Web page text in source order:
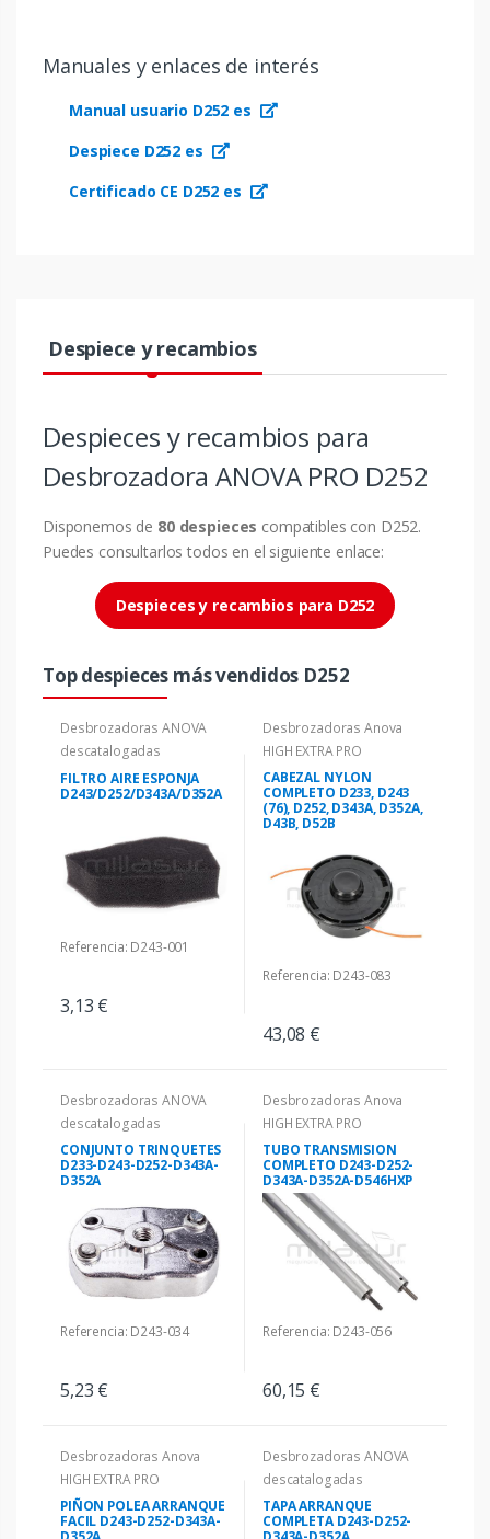
Manuales y enlaces de interés
Manual usuario D252 es
Despiece D252 es
Certificado CE D252 es
Despiece y recambios
Despieces y recambios para
Desbrozadora ANOVA PRO D252
Disponemos de 80 despieces compatibles con D252.
Puedes consultarlos todos en el siguiente enlace:
Despieces y recambios para D252
Top despieces más vendidos D252
Desbrozadoras ANOVA
descatalogadas
FILTRO AIRE ESPONJA
D243/D252/D343A/D352A
Referencia: D243-001
3,13 €
Desbrozadoras Anova
HIGH EXTRA PRO
CABEZAL NYLON
COMPLETO D233, D243
(76), D252, D343A, D352A,
D43B, D52B
Referencia: D243-083
43,08 €
Desbrozadoras ANOVA
descatalogadas
CONJUNTO TRINQUETES
D233-D243-D252-D343A-
D352A
Referencia: D243-034
5,23 €
Desbrozadoras Anova
HIGH EXTRA PRO
TUBO TRANSMISION
COMPLETO D243-D252-
D343A-D352A-D546HXP
Referencia: D243-056
60,15 €
Desbrozadoras Anova
HIGH EXTRA PRO
PIÑON POLEA ARRANQUE
FACIL D243-D252-D343A-
Desbrozadoras ANOVA
descatalogadas
TAPA ARRANQUE
COMPLETA D243-D252-